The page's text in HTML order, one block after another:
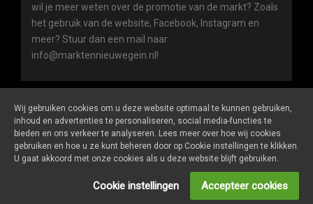
wil je meer weten over de promotie van de markt? Zoals
het gebruik van de website, Facebook, Instagram en
meer? Stuur dan een mail naar
info@marktennieuwegein.nl!
Marktennieuwegein.nlis een website van De Markt Online
ALGEMENE VOORWAARDEN
ONDERNEMERS LOGIN
SOCIALS
Wij gebruiken cookies om u deze website optimaal te kunnen gebruiken,
inhoud en advertenties te personaliseren, social media-functies te
bieden en ons verkeer te analyseren. Lees meer over hoe wij cookies
gebruiken en hoe u ze kunt beheren door op Cookie instellingen te klikken.
U gaat akkoord met onze cookies als u deze website blijft gebruiken.
Cookie instellingen Accepteer cookies